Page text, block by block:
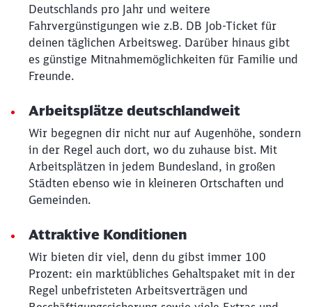
Deutschlands pro Jahr und weitere
Fahrvergünstigungen wie z.B. DB Job-Ticket für
deinen täglichen Arbeitsweg. Darüber hinaus gibt
es günstige Mitnahmemöglichkeiten für Familie und
Freunde.
Arbeitsplätze deutschlandweit
Wir begegnen dir nicht nur auf Augenhöhe, sondern
in der Regel auch dort, wo du zuhause bist. Mit
Arbeitsplätzen in jedem Bundesland, in großen
Städten ebenso wie in kleineren Ortschaften und
Gemeinden.
Attraktive Konditionen
Wir bieten dir viel, denn du gibst immer 100
Prozent: ein marktübliches Gehaltspaket mit in der
Regel unbefristeten Arbeitsverträgen und